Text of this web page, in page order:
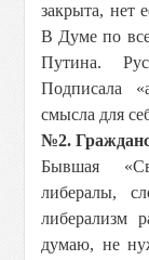
закрыта, нет
В Думе по
Путина.
Подписала
смысла для
№2.
Бывшая
либералы,
либерализм
думаю, не